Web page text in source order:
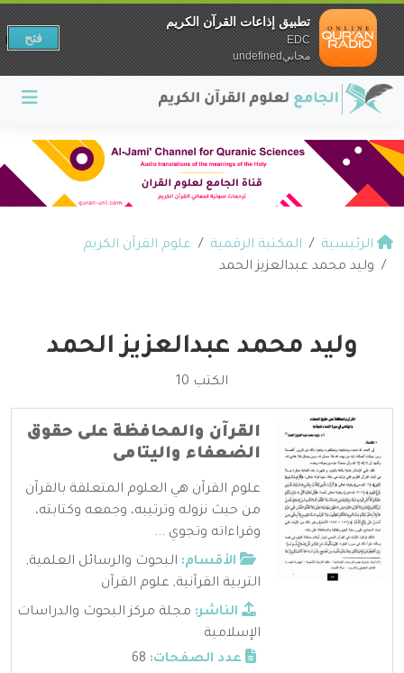
الرئيسية المكتبة الرقمية
علوم القرآن الكريم
وليد محمد عبدالعزيز الحمد
وليد محمد عبدالعزيز الحمد
الكتب 10
القرآن والمحافظة على حقوق
الضعفاء واليتامى
علوم القرآن هي العلوم المتعلقة بالقرآن
من حيث نزوله وترتيبه، وجمعه وكتابته،
وقراءاته وتجوي ...
الأقسام: البحوث والرسائل العلمية,
التربية القرآنية, علوم القرآن
الناشر: مجلة مركز البحوث والدراسات
الإسلامية
عدد الصفحات:
تطبيق إذاعات القرآن الكريم
EDC
مجانيundefined
فتح